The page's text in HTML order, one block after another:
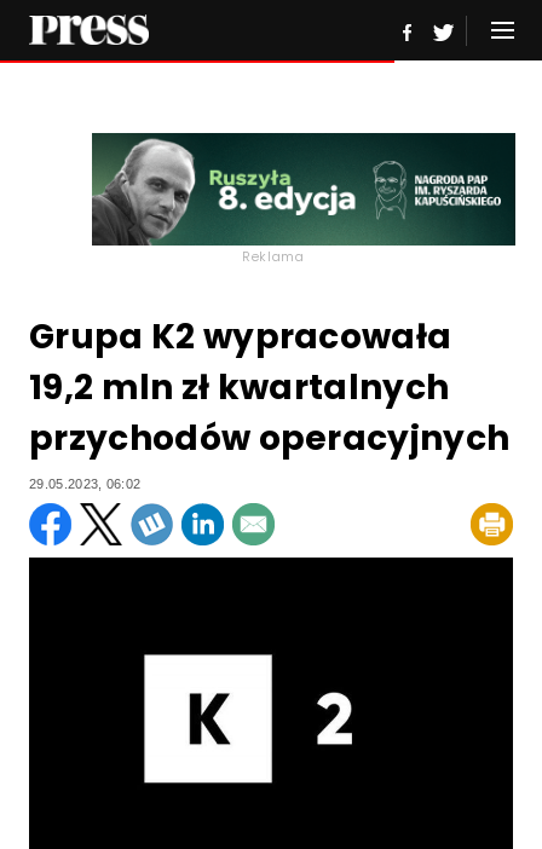
Reklama
Grupa K2 wypracowała
19,2 mln zł kwartalnych
przychodów operacyjnych
29.05.2023, 06:02